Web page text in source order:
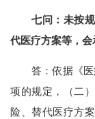
七问：未按
代医疗方案等，
答：依据《医
项的规定，（二
险、替代医疗方